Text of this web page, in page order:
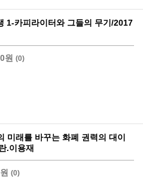
1-카피라이터와 그들의 무기/2017
원 (0)
미래를 바꾸는 화폐 권력의 대이
.이용재
(0)